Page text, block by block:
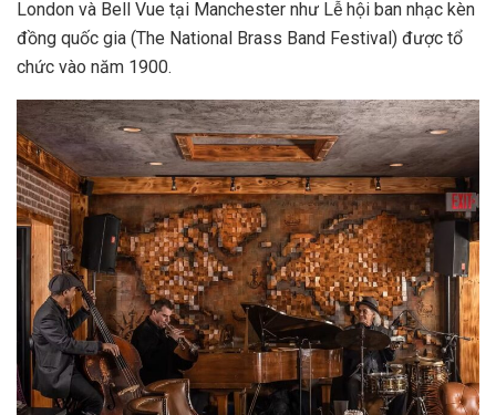
London và Bell Vue tại Manchester như Lễ hội ban nhạc kèn
đồng quốc gia (The National Brass Band Festival) được tổ
chức vào năm 1900.